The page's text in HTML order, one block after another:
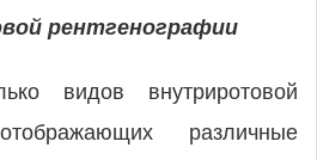
рентгенографии
видов внутриротовой
различные